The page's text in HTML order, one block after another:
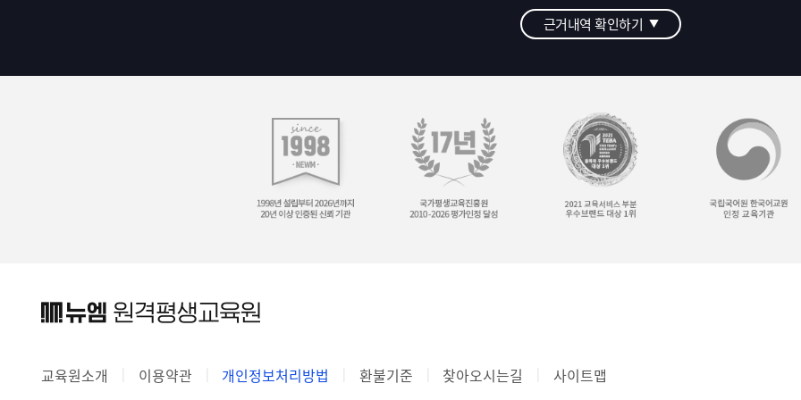
근거내역 확인하기 ▼
교육원소개 이용약관 개인정보처리방법 환불기준 찾아오시는길 사이트맵